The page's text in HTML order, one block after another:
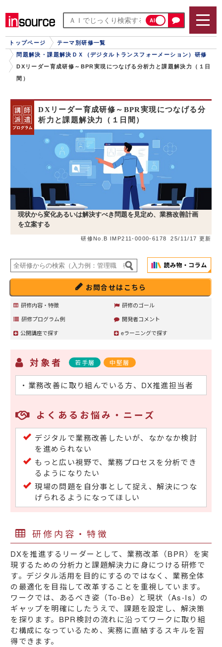
AI
トップページ
テーマ別研修一覧
問題解決・課題解決ＤＸ（デジタルトランスフォーメーション）研修
DXリーダー育成研修～BPR実現につなげる分析力と課題解決力（１日
間）
DXリーダー育成研修～BPR実現につなげる分
析力と課題解決力（１日間）
現状から変化あるいは解決すべき問題を見定め、業務改善計画
を立案する
研修No.B IMP211-0000-6178 25/11/17 更新
お問合せはこちら
研修内容・特徴
研修のゴール
研修プログラム例
開発者コメント
公開講座で探す
eラーニングで探す
対象者 若手層 中堅層
・業務改善に取り組んでいる方、DX推進担当者
よくあるお悩み・ニーズ
デジタルで業務改善したいが、なかなか検討
を進められない
もっと広い視野で、業務プロセスを分析でき
るようになりたい
現場の問題を自分事として捉え、解決につな
げられるようになってほしい
研修内容・特徴
DXを推進するリーダーとして、業務改革（BPR）を実
現するための分析力と課題解決力に身につける研修で
す。デジタル活用を目的にするのではなく、業務全体
の最適化を目指して改革することを重視しています。
ワークでは、あるべき姿（To-Be）と現状（As-Is）の
ギャップを明確にしたうえで、課題を設定し、解決策
を探ります。BPR検討の流れに沿ってワークに取り組
む構成になっているため、実務に直結するスキルを習
得できます。